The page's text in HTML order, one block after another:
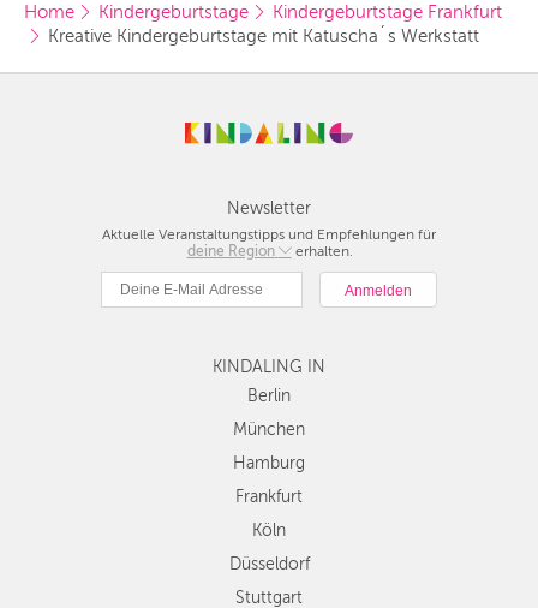
Home Kindergeburtstage
Kindergeburtstage Frankfurt
Kreative Kindergeburtstage mit Katuscha´s Werkstatt
Newsletter
Aktuelle Veranstaltungstipps und Empfehlungen für
deine Region
Berlin
München
Hamburg
Köln
Düsseldorf
Stuttgart
Essen
Dresden
Nürnberg
Wien
erhalten.
KINDALING IN
Berlin
München
Hamburg
Frankfurt
Köln
Düsseldorf
Stuttgart